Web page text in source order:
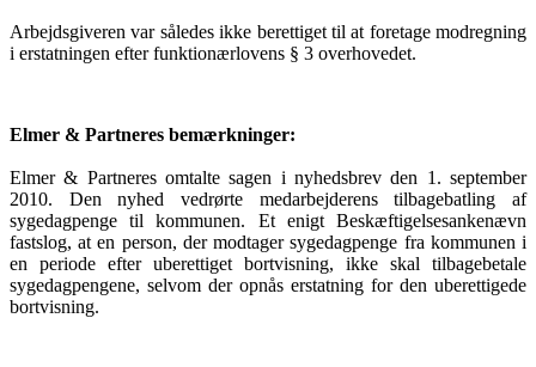
Arbejdsgiveren var således ikke berettiget til at foretage modregning
i erstatningen efter funktionærlovens § 3 overhovedet.
Elmer & Partneres bemærkninger:
Elmer & Partneres omtalte sagen i nyhedsbrev den 1. september
2010. Den nyhed vedrørte medarbejderens tilbagebatling af
sygedagpenge til kommunen. Et enigt Beskæftigelsesankenævn
fastslog, at en person, der modtager sygedagpenge fra kommunen i
en periode efter uberettiget bortvisning, ikke skal tilbagebetale
sygedagpengene, selvom der opnås erstatning for den uberettigede
bortvisning.